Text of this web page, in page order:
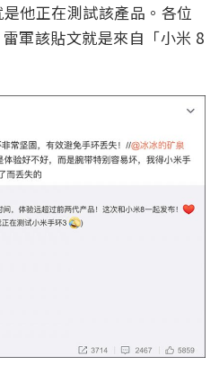
他正在測試該產品。各位
軍該貼文就是來自「小米 8